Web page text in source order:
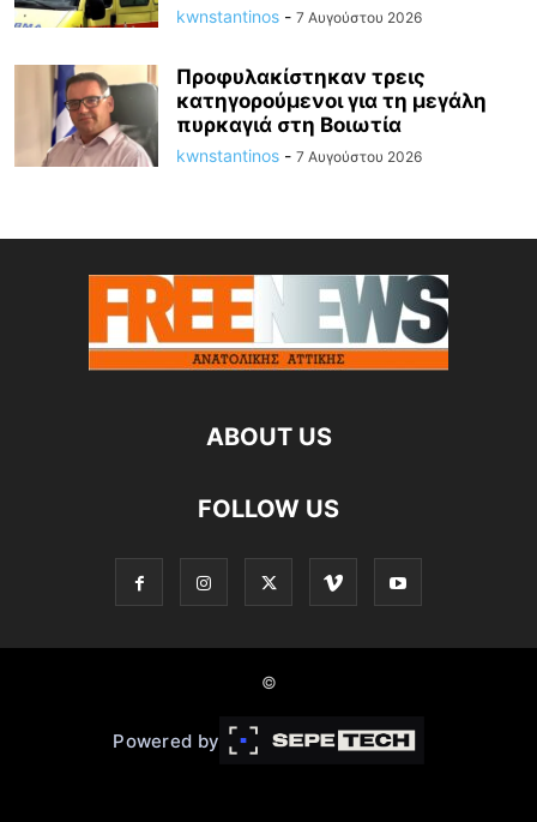
kwnstantinos - 7 Αυγούστου 2026
Προφυλακίστηκαν τρεις
κατηγορούμενοι για τη μεγάλη
πυρκαγιά στη Βοιωτία
kwnstantinos - 7 Αυγούστου 2026
ABOUT US
FOLLOW US
©
Powered by